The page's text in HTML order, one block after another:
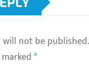
will not be published.
*